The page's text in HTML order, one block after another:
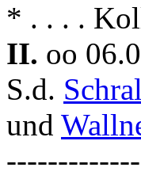
* . . . .
II. oo
S.d.
und